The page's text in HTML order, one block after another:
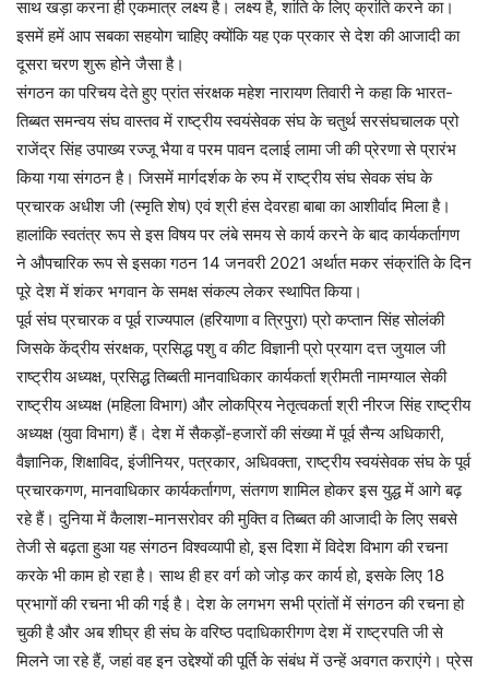
साथ खड़ा करना ही एकमात्र लक्ष्य है। लक्ष्य है, शांति के लिए क्रांति करने का।
इसमें हमें आप सबका सहयोग चाहिए क्योंकि यह एक प्रकार से देश की आजादी का
दूसरा चरण शुरू होने जैसा है।
संगठन का परिचय देते हुए प्रांत संरक्षक महेश नारायण तिवारी ने कहा कि भारत-
तिब्बत समन्वय संघ वास्तव में राष्ट्रीय स्वयंसेवक संघ के चतुर्थ सरसंघचालक प्रो
राजेंद्र सिंह उपाख्य रज्जू भैया व परम पावन दलाई लामा जी की प्रेरणा से प्रारंभ
किया गया संगठन है। जिसमें मार्गदर्शक के रुप में राष्ट्रीय संघ सेवक संघ के
प्रचारक अधीश जी (स्मृति शेष) एवं श्री हंस देवरहा बाबा का आशीर्वाद मिला है।
हालांकि स्वतंत्र रूप से इस विषय पर लंबे समय से कार्य करने के बाद कार्यकर्तागण
ने औपचारिक रूप से इसका गठन 14 जनवरी 2021 अर्थात मकर संक्रांति के दिन
पूरे देश में शंकर भगवान के समक्ष संकल्प लेकर स्थापित किया।
पूर्व संघ प्रचारक व पूर्व राज्यपाल (हरियाणा व त्रिपुरा) प्रो कप्तान सिंह सोलंकी
जिसके केंद्रीय संरक्षक, प्रसिद्ध पशु व कीट विज्ञानी प्रो प्रयाग दत्त जुयाल जी
राष्ट्रीय अध्यक्ष, प्रसिद्ध तिब्बती मानवाधिकार कार्यकर्ता श्रीमती नामग्याल सेकी
राष्ट्रीय अध्यक्ष (महिला विभाग) और लोकप्रिय नेतृत्वकर्ता श्री नीरज सिंह राष्ट्रीय
अध्यक्ष (युवा विभाग) हैं। देश में सैकड़ों-हजारों की संख्या में पूर्व सैन्य अधिकारी,
वैज्ञानिक, शिक्षाविद, इंजीनियर, पत्रकार, अधिवक्ता, राष्ट्रीय स्वयंसेवक संघ के पूर्व
प्रचारकगण, मानवाधिकार कार्यकर्तागण, संतगण शामिल होकर इस युद्ध में आगे बढ़
रहे हैं। दुनिया में कैलाश-मानसरोवर की मुक्ति व तिब्बत की आजादी के लिए सबसे
तेजी से बढ़ता हुआ यह संगठन विश्वव्यापी हो, इस दिशा में विदेश विभाग की रचना
करके भी काम हो रहा है। साथ ही हर वर्ग को जोड़ कर कार्य हो, इसके लिए 18
प्रभागों की रचना भी की गई है। देश के लगभग सभी प्रांतों में संगठन की रचना हो
चुकी है और अब शीघ्र ही संघ के वरिष्ठ पदाधिकारीगण देश में राष्ट्रपति जी से
मिलने जा रहे हैं, जहां वह इन उद्देश्यों की पूर्ति के संबंध में उन्हें अवगत कराएंगे। प्रेस